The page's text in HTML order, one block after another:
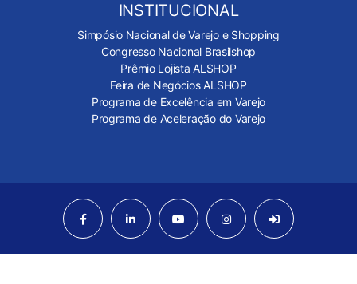
INSTITUCIONAL
Simpósio Nacional de Varejo e Shopping
Congresso Nacional Brasilshop
Prêmio Lojista ALSHOP
Feira de Negócios ALSHOP
Programa de Excelência em Varejo
Programa de Aceleração do Varejo